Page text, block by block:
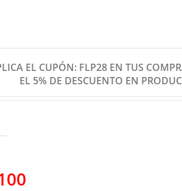
EL CUPÓN: FLP28 EN TUS
EL 5% DE DESCUENTO EN